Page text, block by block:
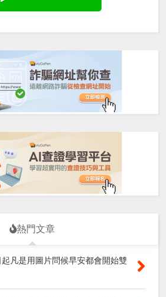
熱門文章
凡是用圖片問候早安都會開始雙